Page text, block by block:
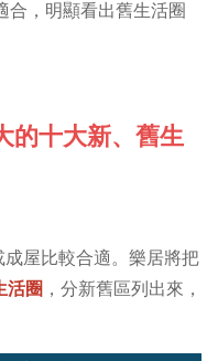
合，明顯看出舊生活圈
的十大新、舊生
屋比較合適。樂居將把
活圈 ，分新舊區列出來，